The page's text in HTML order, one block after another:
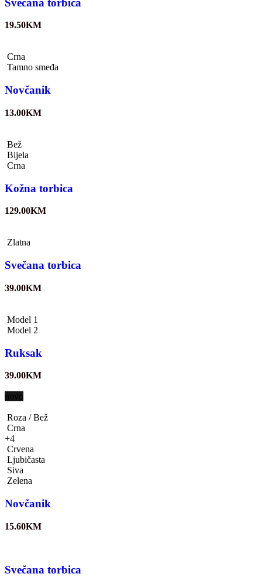
Svečana torbica
19.50KM
Crna
Tamno smeđa
Novčanik
13.00KM
Bež
Bijela
Crna
Kožna torbica
129.00KM
Zlatna
Svečana torbica
39.00KM
Model 1
Model 2
Ruksak
39.00KM
Roza / Bež
Crna
+4
Crvena
Ljubičasta
Siva
Zelena
Novčanik
15.60KM
Svečana torbica